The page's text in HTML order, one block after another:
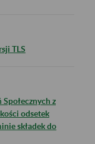
TLS
Społecznych z
odsetek
składek do